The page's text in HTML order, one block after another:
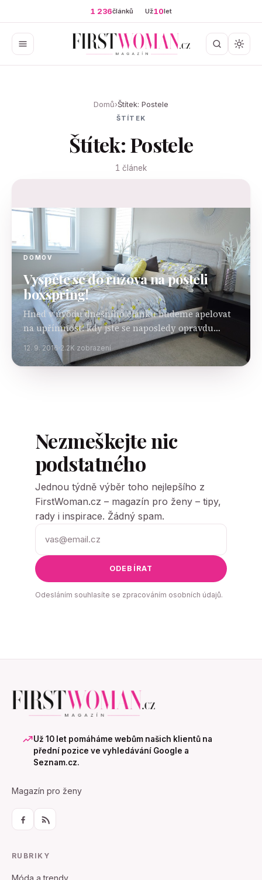
1 236článků Už10let
Domů›Štítek: Postele
ŠTÍTEK
Štítek: Postele
1 článek
DOMOV
Vyspěte se do růžova na posteli
boxspring!
Hned v úvodu dnešního článku budeme apelovat
na upřímnost: kdy jste se naposledy opravdu
dobře vyspali, tzv. do růžova? Vzpomenete si ještě
vůbec? Máte-li pocit, že sami sebe ve spánku
hodně…
12. 9. 2016 2.2K zobrazení
Nezmeškejte nic
podstatného
Jednou týdně výběr toho nejlepšího z
FirstWoman.cz – magazín pro ženy – tipy,
rady i inspirace. Žádný spam.
ODEBÍRAT
Odesláním souhlasíte se zpracováním osobních údajů.
Už 10 let pomáháme webům našich klientů na
přední pozice ve vyhledávání Google a
Seznam.cz.
Magazín pro ženy
RUBRIKY
Móda a trendy